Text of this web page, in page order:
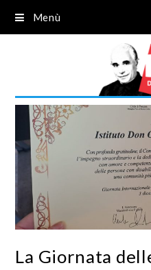
Menù
La Giornata